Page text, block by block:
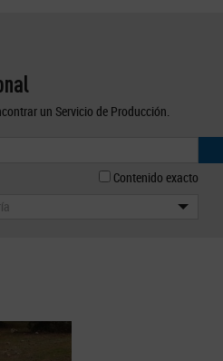
un Servicio de Producción.
Contenido exacto